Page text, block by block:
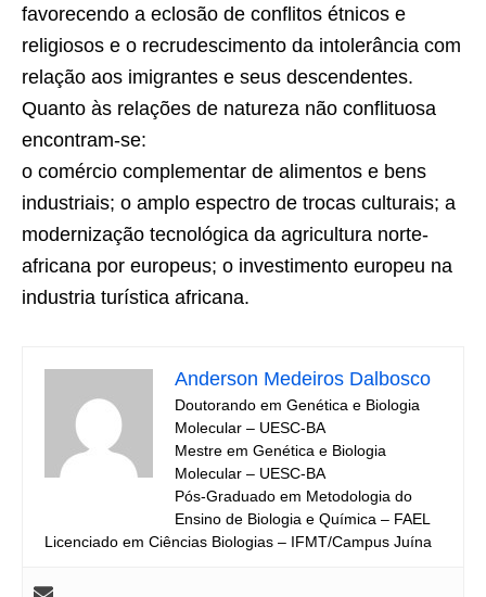
favorecendo a eclosão de conflitos étnicos e
religiosos e o recrudescimento da intolerância com
relação aos imigrantes e seus descendentes.
Quanto às relações de natureza não conflituosa
encontram-se:
o comércio complementar de alimentos e bens
industriais; o amplo espectro de trocas culturais; a
modernização tecnológica da agricultura norte-
africana por europeus; o investimento europeu na
industria turística africana.
Anderson Medeiros Dalbosco
Doutorando em Genética e Biologia
Molecular – UESC-BA
Mestre em Genética e Biologia
Molecular – UESC-BA
Pós-Graduado em Metodologia do
Ensino de Biologia e Química – FAEL
Licenciado em Ciências Biologias – IFMT/Campus Juína